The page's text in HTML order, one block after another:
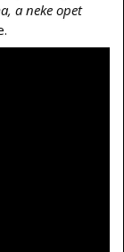
a neke opet